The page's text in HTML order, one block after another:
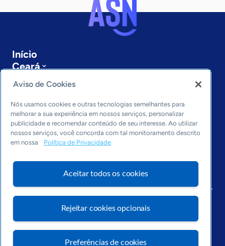
Início
Ceará
Sobre a ASN
Últimas notícias
Entre em contato
Editorias
Economia & Política
Inovação & Tecnologia
Cultura empreendedora
Arquivo
Aviso de Cookies
Nós usamos cookies e outras tecnologias semelhantes para
melhorar a sua experiência em nossos serviços, personalizar
publicidade e recomendar conteúdo de seu interesse. Ao utilizar
nossos serviços, você concorda com tal monitoramento descrito
em nossa
Política de Privacidade
Aceitar todos os cookies
Rejeitar cookies opcionais
Preferências de cookies